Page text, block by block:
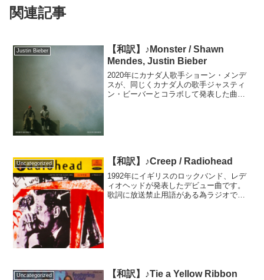
関連記事
Justin Bieber
【和訳】♪Monster / Shawn
Mendes, Justin Bieber
2020年にカナダ人歌手ショーン・メンデ
スが、同じくカナダ人の歌手ジャスティ
ン・ビーバーとコラボして発表した曲で
Uncategorized 【和訳】♪Creep / Radiohead
1992年にイギリスのロックバンド、レデ
ィオヘッドが発表したデビュー曲です。
歌詞に放送禁止用語がある為ラジオでは
Uncategorized
【和訳】♪Tie a Yellow Ribbon